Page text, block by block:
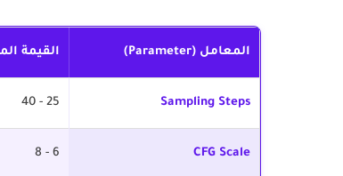
المعامل (Parameter) القيمة
Sampling Steps
25 - 40
CFG Scale
6 - 8